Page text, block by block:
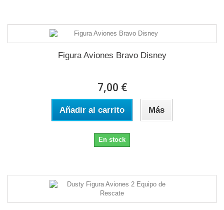
Figura Aviones Bravo Disney
7,00 €
Añadir al carrito Más
En stock